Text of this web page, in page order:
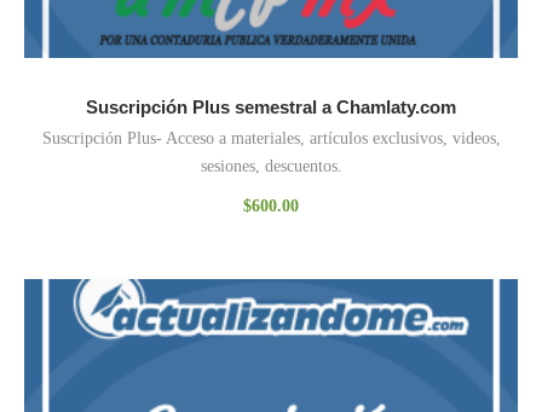
Suscripción Plus semestral a Chamlaty.com
Suscripción Plus- Acceso a materiales, artículos exclusivos, videos,
sesiones, descuentos.
$600.00